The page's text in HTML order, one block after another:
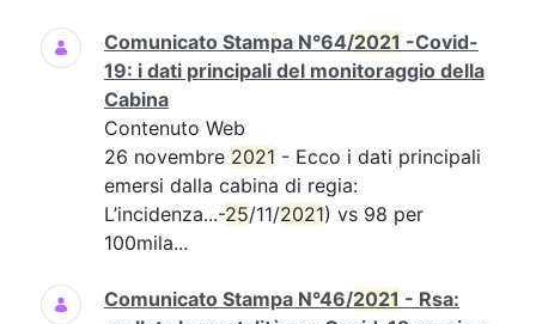
Comunicato Stampa N°64/2021 -Covid-
19: i dati principali del monitoraggio della
Cabina
Contenuto Web
26 novembre 2021 - Ecco i dati principali
emersi dalla cabina di regia:
L’incidenza...-25/11/2021) vs 98 per
100mila...
Comunicato Stampa N°46/2021 - Rsa: